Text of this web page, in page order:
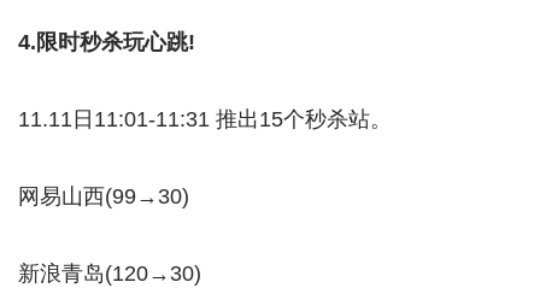
4.限时秒杀玩心跳!
11.11日11:01-11:31 推出15个秒杀站。
网易山西(99→30)
新浪青岛(120→30)